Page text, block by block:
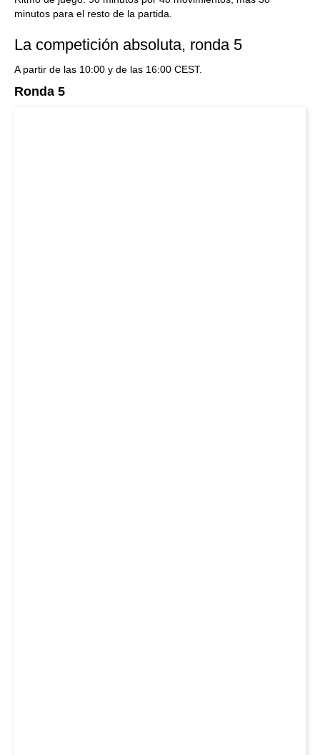
minutos para el resto de la partida.
La competición absoluta, ronda 5
A partir de las 10:00 y de las 16:00 CEST.
Ronda 5